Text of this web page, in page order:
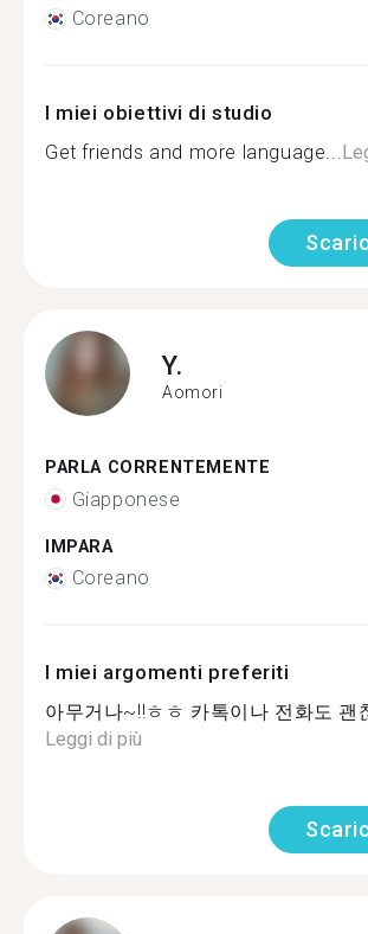
Coreano
I miei obiettivi di studio
Get friends and more language...
Y.
Aomori
PARLA CORRENTEMENTE
Giapponese
IMPARA
Coreano
I miei argomenti preferiti
아무거나~!!ㅎㅎ 카톡이나 전화도 괜
Leggi di più